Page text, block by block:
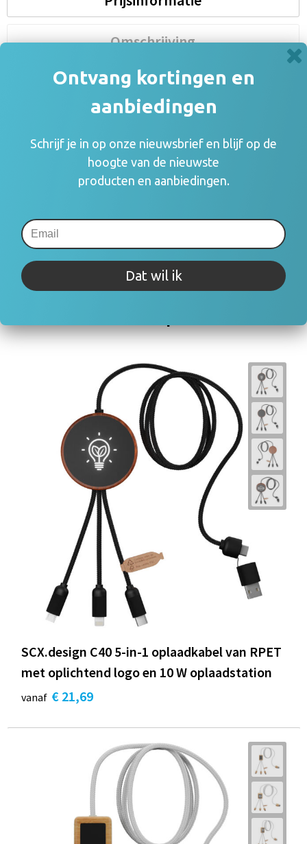
Omschrijving
Product video
Prijsinformatie
eerst een optie hierboven selecteren
Draai uw mobiel voor de Prijs informatie
SCX.design C40 5-in-1 oplaadkabel van RPET
met oplichtend logo en 10 W oplaadstation
vanaf € 21,69
Ontvang kortingen en
aanbiedingen
Schrijf je in op onze nieuwsbrief en blijf op de
hoogte van de nieuwste
producten en aanbiedingen.
Dat wil ik